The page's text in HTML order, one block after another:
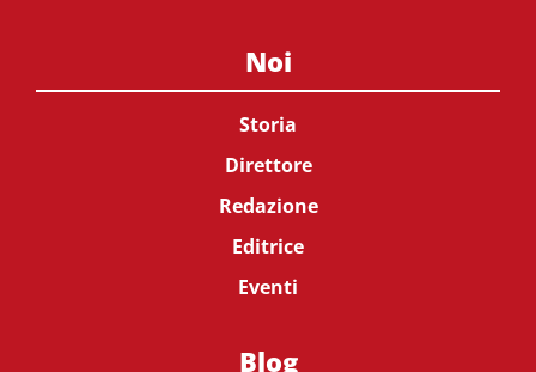
Noi
Storia
Direttore
Redazione
Editrice
Eventi
Blog